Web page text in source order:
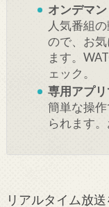
オンデマ
人気番組
ので、お
ます。
ェック。
専用アプリ
簡単な操
られます
リアルタイム放